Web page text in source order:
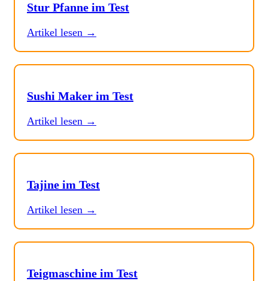
Stur Pfanne im Test
Artikel lesen →
Sushi Maker im Test
Artikel lesen →
Tajine im Test
Artikel lesen →
Teigmaschine im Test